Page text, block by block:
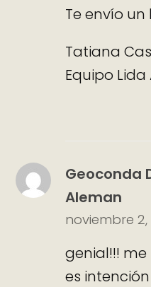
Te envío un
Tatiana
Equipo Lida
Geoconda
Aleman
noviembre 2,
genial!!!
es